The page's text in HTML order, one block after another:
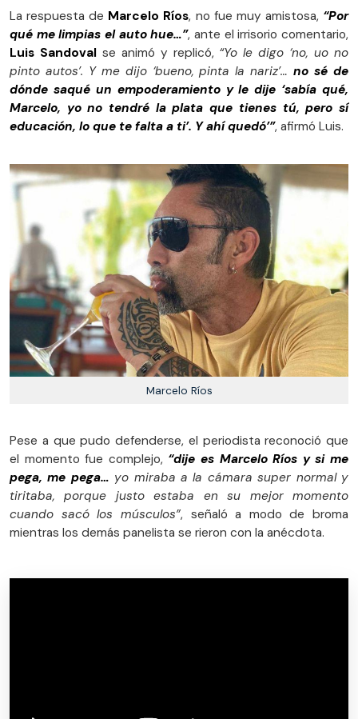
La respuesta de Marcelo Ríos, no fue muy amistosa, “Por
qué me limpias el auto hue…”, ante el irrisorio comentario,
Luis Sandovalse animó y replicó, “Yo le digo ‘no, uo no
pinto autos’. Y me dijo ‘bueno, pinta la nariz’…no sé de
dónde saqué un empoderamiento y le dije ‘sabía qué,
Marcelo, yo no tendré la plata que tienes tú, pero sí
educación, lo que te falta a ti’. Y ahí quedó’”, afirmó Luis.
Marcelo Ríos
Pese a que pudo defenderse, el periodista reconoció que
el momento fue complejo, “dije es Marcelo Ríos y si me
pega, me pega… yo miraba a la cámara super normal y
tiritaba, porque justo estaba en su mejor momento
cuando sacó los músculos”, señaló a modo de broma
mientras los demás panelista se rieron con la anécdota.